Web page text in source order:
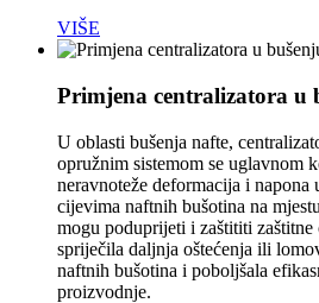
VIŠE
Primjena centralizatora u
U oblasti bušenja nafte,
opružnim sistemom se uglavnom
neravnoteže deformacija i napona
cijevima naftnih bušotina na
mogu poduprijeti i zaštititi
spriječila daljnja oštećenja ili
naftnih bušotina i poboljšala
proizvodnje.